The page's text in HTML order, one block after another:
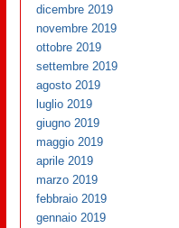
dicembre 2019
novembre 2019
ottobre 2019
settembre 2019
agosto 2019
luglio 2019
giugno 2019
maggio 2019
aprile 2019
marzo 2019
febbraio 2019
gennaio 2019